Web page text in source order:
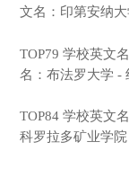
文名：印第安纳
TOP79 学校英文
名：布法罗大学 -
TOP84 学校英文
科罗拉多矿业学院